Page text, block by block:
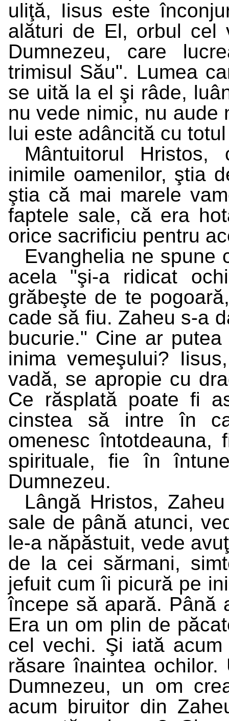
uliţă, Iisus este
alături de El, orbul cel
Dumnezeu, care
trimisul Său". Lumea
se uită la el şi râde,
nu vede nimic, nu aude
lui este adâncită cu
Mântuitorul
inimile oamenilor, ştia
ştia că mai marele
faptele sale, că era
orice sacrificiu pentru
Evanghelia ne spune
acela "şi-a ridicat
grăbeşte de te
cade să fiu. Zaheu s-a
bucurie." Cine ar
inima vemeşului?
vadă, se apropie cu
Ce răsplată poate fi
cinstea să intre în
omenesc
spirituale, fie în
Dumnezeu.
Lângă Hristos,
sale de până atunci,
le-a năpăstuit, vede
de la cei sărmani,
jefuit cum îi picură pe
începe să apară. Până
Era un om plin de
cel vechi. Şi iată
răsare înaintea
Dumnezeu, un om
acum biruitor din